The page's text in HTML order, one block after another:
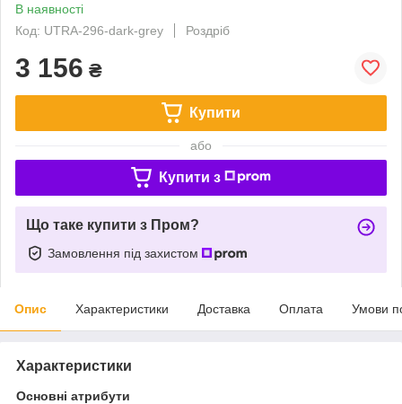
В наявності
Код: UTRA-296-dark-grey
Роздріб
3 156 ₴
Купити
або
Купити з
Що таке купити з Пром?
Замовлення під захистом
Опис Характеристики Доставка Оплата Умови
Характеристики
Основні атрибути